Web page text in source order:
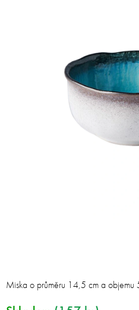
Miska o průměru 14,5 cm a objemu